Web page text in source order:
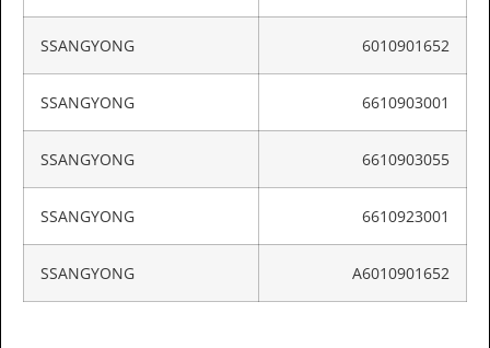
SSANGYONG 6010901652
SSANGYONG 6610903001
SSANGYONG 6610903055
SSANGYONG 6610923001
SSANGYONG A6010901652